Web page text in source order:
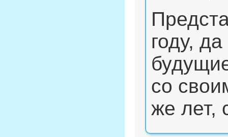
году,
со
же лет,